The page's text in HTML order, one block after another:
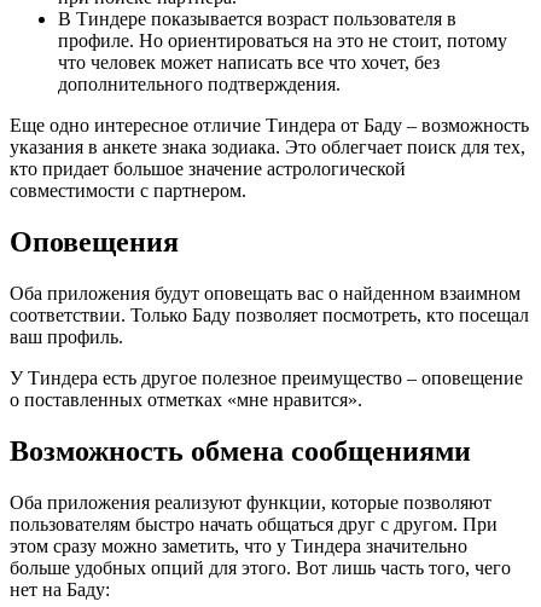
В Тиндере показывается возраст пользователя в
профиле. Но ориентироваться на это не стоит, потому
что человек может написать все что хочет, без
дополнительного подтверждения.
Еще одно интересное отличие Тиндера от Баду – возможность
указания в анкете знака зодиака. Это облегчает поиск для тех,
кто придает большое значение астрологической
совместимости с партнером.
Оповещения
Оба приложения будут оповещать вас о найденном взаимном
соответствии. Только Баду позволяет посмотреть, кто посещал
ваш профиль.
У Тиндера есть другое полезное преимущество – оповещение
о поставленных отметках «мне нравится».
Возможность обмена сообщениями
Оба приложения реализуют функции, которые позволяют
пользователям быстро начать общаться друг с другом. При
этом сразу можно заметить, что у Тиндера значительно
больше удобных опций для этого. Вот лишь часть того, чего
нет на Баду: